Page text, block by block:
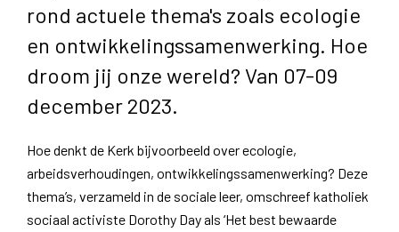
rond actuele thema's zoals ecologie
en ontwikkelingssamenwerking. Hoe
droom jij onze wereld? Van 07-09
december 2023.
Hoe denkt de Kerk bijvoorbeeld over ecologie,
arbeidsverhoudingen, ontwikkelingssamenwerking? Deze
thema’s, verzameld in de sociale leer, omschreef katholiek
sociaal activiste Dorothy Day als ‘Het best bewaarde